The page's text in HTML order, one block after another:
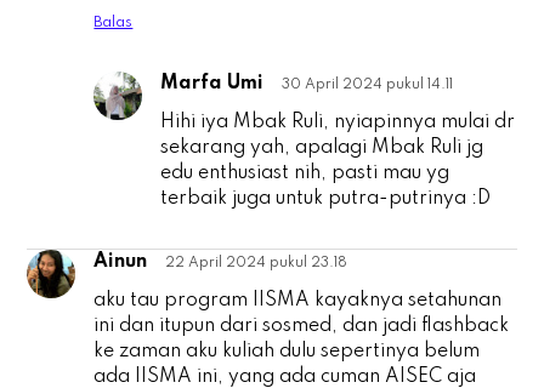
Balas
R Marfa Umi 30 April 2024 pukul 14.11
Hihi iya Mbak Ruli, nyiapinnya mulai dr
sekarang yah, apalagi Mbak Ruli jg
edu enthusiast nih, pasti mau yg
terbaik juga untuk putra-putrinya :D
A Ainun 22 April 2024 pukul 23.18
aku tau program IISMA kayaknya setahunan
ini dan itupun dari sosmed, dan jadi flashback
ke zaman aku kuliah dulu sepertinya belum
ada IISMA ini, yang ada cuman AISEC aja